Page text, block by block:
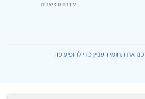
עובדת סוציאלית
את תחומי העניין כדי להופיע פה